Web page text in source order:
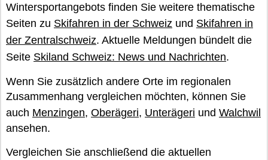
Wintersportangebots finden Sie weitere thematische
Seiten zu Skifahren in der Schweiz und Skifahren in
der Zentralschweiz. Aktuelle Meldungen bündelt die
Seite Skiland Schweiz: News und Nachrichten.
Wenn Sie zusätzlich andere Orte im regionalen
Zusammenhang vergleichen möchten, können Sie
auch Menzingen, Oberägeri, Unterägeri und Walchwil
ansehen.
Vergleichen Sie anschließend die aktuellen